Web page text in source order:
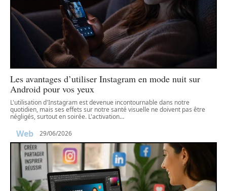
Les avantages d’utiliser Instagram en mode nuit sur
Android pour vos yeux
L'utilisation d'Instagram est devenue incontournable dans notre
quotidien, mais ses effets sur notre santé visuelle ne doivent pas être
négligés, surtout en soirée. L'activation…
Web 29/06/2026